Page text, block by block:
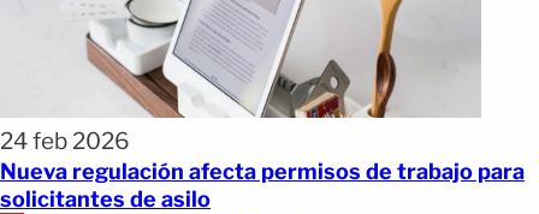
24 feb 2026
Nueva regulación afecta permisos de trabajo para
solicitantes de asilo